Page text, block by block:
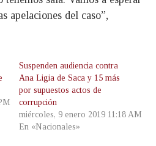
apelaciones del caso”,
Suspenden audiencia contra
Ana Ligia de Saca y 15 más
por supuestos actos de
corrupción
miércoles, 9 enero 2019 11:18 AM
En «Nacionales»